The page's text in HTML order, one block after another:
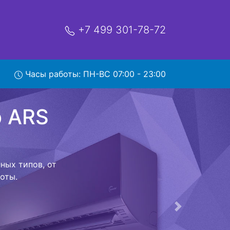
+7 499 301-78-72
Часы работы: ПН-ВС 07:00 - 23:00
2M
которая
в
с
в сервисный
к работе
Следующая